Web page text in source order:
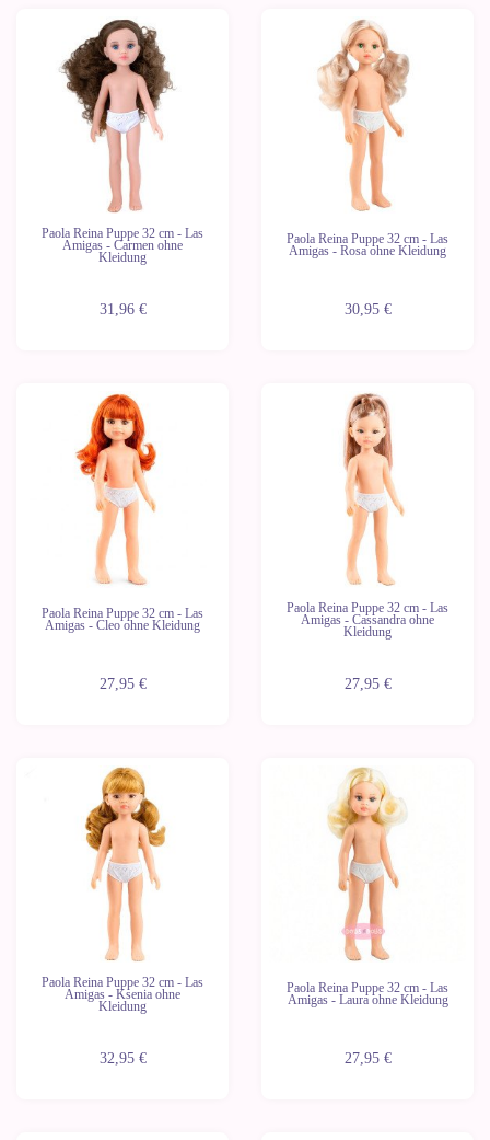
Paola Reina Puppe 32 cm - Las
Amigas - Carmen ohne
Kleidung
31,96 €
Paola Reina Puppe 32 cm - Las
Amigas - Rosa ohne Kleidung
30,95 €
Paola Reina Puppe 32 cm - Las
Amigas - Cleo ohne Kleidung
27,95 €
Paola Reina Puppe 32 cm - Las
Amigas - Cassandra ohne
Kleidung
27,95 €
Paola Reina Puppe 32 cm - Las
Amigas - Ksenia ohne
Kleidung
32,95 €
Paola Reina Puppe 32 cm - Las
Amigas - Laura ohne Kleidung
27,95 €